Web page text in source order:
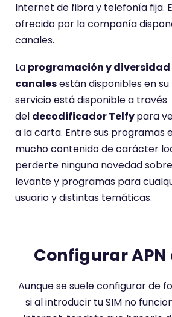
Internet de fibra y telefonía fija.
ofrecido por la compañía
canales.
La programación y diversidad
canalesestán disponibles en
servicio está disponible a través
del decodificador Telfypara
a la carta. Entre sus programas
mucho contenido de carácter
perderte ninguna novedad
levante y programas para
usuario y distintas temáticas.
Configurar APN
Aunque se suele configurar de
si al introducir tu SIM no